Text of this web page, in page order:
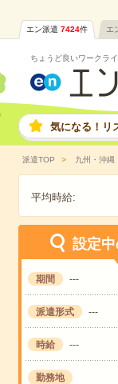
エン派遣 7424件 エ
ちょうど良いワークラ
気になる！リ
派遣TOP 九州・沖縄
平均時給:
設定
期間 ---
派遣形式 ---
時給 ---
勤務地